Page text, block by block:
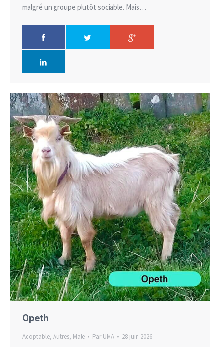
malgré un groupe plutôt sociable. Mais…
Opeth
Adoptable, Autres, Male Par UMA 28 juin 2026